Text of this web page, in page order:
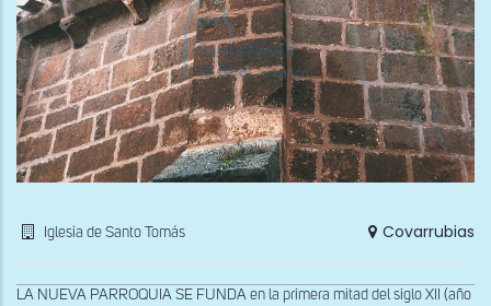
Iglesia de Santo Tomás Covarrubias
LA NUEVA PARROQUIA SE FUNDA en la primera mitad del siglo XII (año